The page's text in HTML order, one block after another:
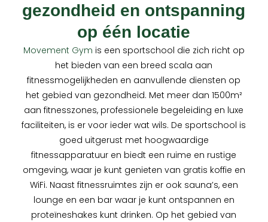
gezondheid en ontspanning
op één locatie
Movement Gym is een sportschool die zich richt op
het bieden van een breed scala aan
fitnessmogelijkheden en aanvullende diensten op
het gebied van gezondheid. Met meer dan 1500m²
aan fitnesszones, professionele begeleiding en luxe
faciliteiten, is er voor ieder wat wils. De sportschool is
goed uitgerust met hoogwaardige
fitnessapparatuur en biedt een ruime en rustige
omgeving, waar je kunt genieten van gratis koffie en
WiFi. Naast fitnessruimtes zijn er ook sauna’s, een
lounge en een bar waar je kunt ontspannen en
proteïneshakes kunt drinken. Op het gebied van